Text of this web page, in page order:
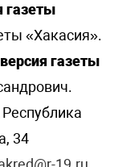
газеты
«Хакасия».
газеты
34